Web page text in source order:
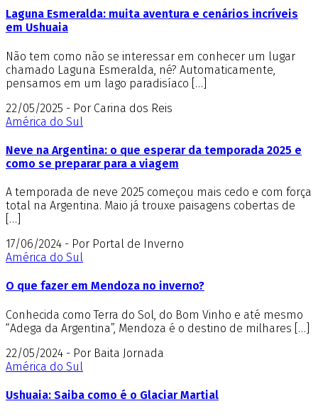
Laguna Esmeralda: muita aventura e cenários incríveis
em Ushuaia
Não tem como não se interessar em conhecer um lugar
chamado Laguna Esmeralda, né? Automaticamente,
pensamos em um lago paradisíaco […]
22/05/2025 - Por Carina dos Reis
América do Sul
Neve na Argentina: o que esperar da temporada 2025 e
como se preparar para a viagem
A temporada de neve 2025 começou mais cedo e com força
total na Argentina. Maio já trouxe paisagens cobertas de
[…]
17/06/2024 - Por Portal de Inverno
América do Sul
O que fazer em Mendoza no inverno?
Conhecida como Terra do Sol, do Bom Vinho e até mesmo
“Adega da Argentina”, Mendoza é o destino de milhares […]
22/05/2024 - Por Baita Jornada
América do Sul
Ushuaia: Saiba como é o Glaciar Martial